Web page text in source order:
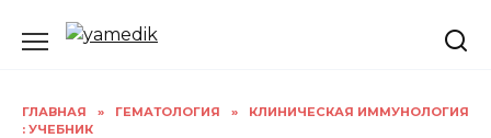
ГЛАВНАЯ » ГЕМАТОЛОГИЯ »
КЛИНИЧЕСКАЯ ИММУНОЛОГИЯ
: УЧЕБНИК